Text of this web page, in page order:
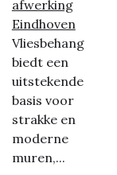
afwerking
Eindhoven
Vliesbehang
biedt een
uitstekende
basis voor
strakke en
moderne
muren,...